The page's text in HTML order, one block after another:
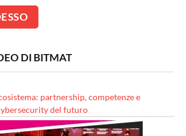
DI BITMAT
partnership, competenze e
del futuro